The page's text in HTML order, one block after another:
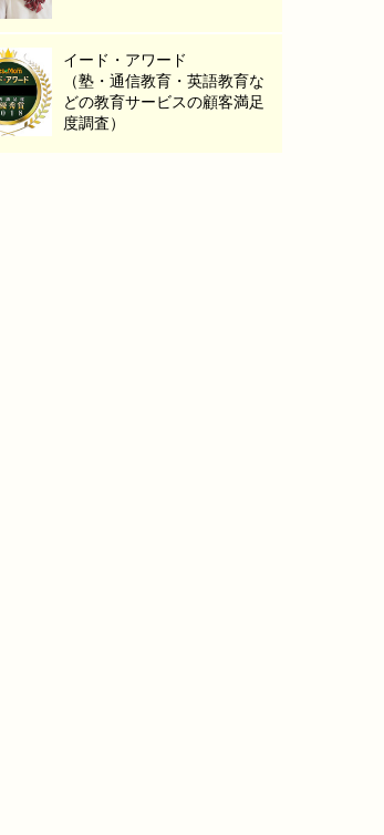
イード・アワード
（塾・通信教育・英語教育な
どの教育サービスの顧客満足
度調査）